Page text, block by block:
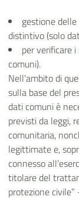
gestione
distintivo (solo
per verificare
comuni).
Nell’ambitodi
sulla base del
dati comuni è
previsti da leggi,
comunitaria,
legittimate e,
connesso
titolare del
protezione